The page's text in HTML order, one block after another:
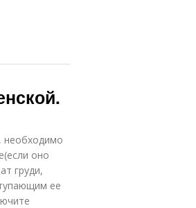
необходимо
оно
груди,
ее